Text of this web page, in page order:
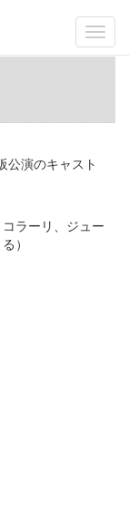
公演のキャスト
ラーリ、ジュー
）